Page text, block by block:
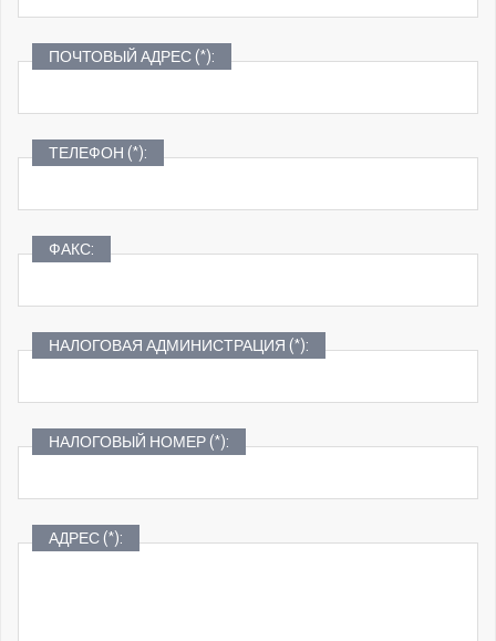
ПОЧТОВЫЙ АДРЕС (*):
ТЕЛЕФОН (*):
ФАКС:
НАЛОГОВАЯ АДМИНИСТРАЦИЯ (*):
НАЛОГОВЫЙ НОМЕР (*):
АДРЕС (*):